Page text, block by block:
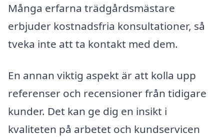
Många erfarna trädgårdsmästare
erbjuder kostnadsfria konsultationer, så
tveka inte att ta kontakt med dem.
En annan viktig aspekt är att kolla upp
referenser och recensioner från tidigare
kunder. Det kan ge dig en insikt i
kvaliteten på arbetet och kundservicen